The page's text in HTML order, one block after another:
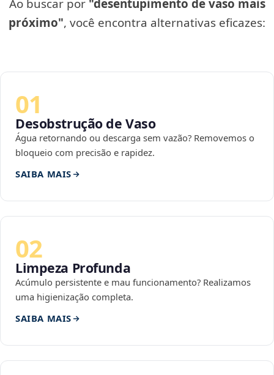
Ao buscar por "desentupimento de vaso mais
próximo", você encontra alternativas eficazes:
01
Desobstrução de Vaso
Água retornando ou descarga sem vazão? Removemos o
bloqueio com precisão e rapidez.
SAIBA MAIS
02
Limpeza Profunda
Acúmulo persistente e mau funcionamento? Realizamos
uma higienização completa.
SAIBA MAIS